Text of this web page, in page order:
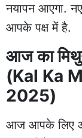
नयापन आएगा.
आपके पक्ष में है.
आज का
(Kal Ka
2025)
आज आपके लिए